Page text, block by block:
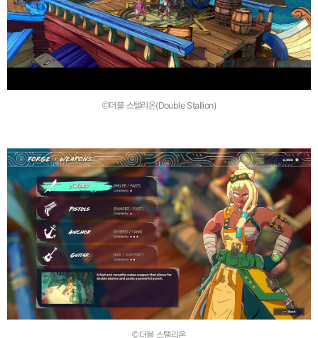
©더블 스탤리온(Double Stallion)
©더블 스탤리온